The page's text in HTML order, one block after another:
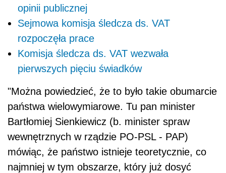
opinii publicznej
Sejmowa komisja śledcza ds. VAT
rozpoczęła prace
Komisja śledcza ds. VAT wezwała
pierwszych pięciu świadków
"Można powiedzieć, że to było takie obumarcie
państwa wielowymiarowe. Tu pan minister
Bartłomiej Sienkiewicz (b. minister spraw
wewnętrznych w rządzie PO-PSL - PAP)
mówiąc, że państwo istnieje teoretycznie, co
najmniej w tym obszarze, który już dosyć